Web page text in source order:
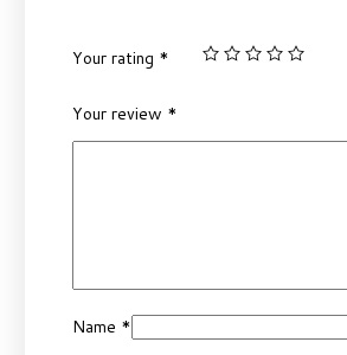
Your rating *
Your review *
Name *